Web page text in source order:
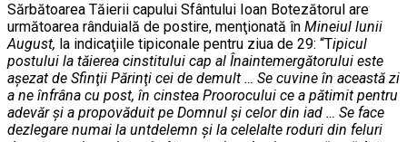
Sărbătoarea Tăierii capului Sfântului Ioan Botezătorul are
următoarea rânduială de postire, menţionată în Mineiul lunii
August, la indicaţiile tipiconale pentru ziua de 29: “Tipicul
postului la tăierea cinstitului cap al Înaintemergătorului este
aşezat de Sfinţii Părinţi cei de demult … Se cuvine în această zi
a ne înfrâna cu post, în cinstea Proorocului ce a pătimit pentru
adevăr şi a propovăduit pe Domnul şi celor din iad … Se face
dezlegare numai la untdelemn şi la celelalte roduri din feluri